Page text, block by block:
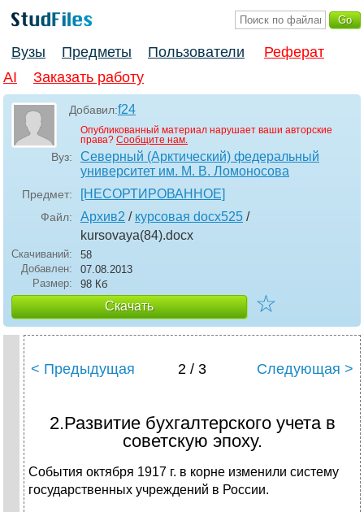
Вузы Предметы Пользователи
Реферат
AI
Заказать работу
Добавил:f24
Опубликованный материал нарушает ваши авторские
права? Сообщите нам.
Вуз:
Северный (Арктический) федеральный
университет им. М. В. Ломоносова
Предмет: [НЕСОРТИРОВАННОЕ]
Файл: Архив2 / курсовая docx525 /
kursovaya(84).docx
Скачиваний:
58
Добавлен:
07.08.2013
Размер:
98 Кб
Скачать ☆
< Предыдущая 2 / 3 Следующая >
2.Развитие бухгалтерского учета в
советскую эпоху.
События октября 1917 г. в корне изменили систему
государ­ственных учреждений в России.